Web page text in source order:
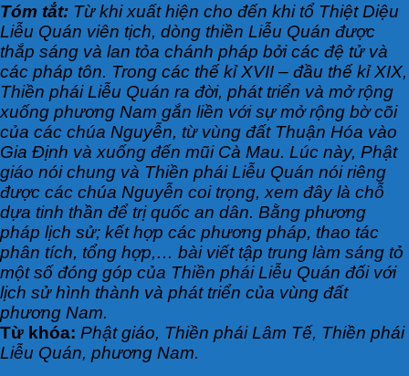
Tóm tắt: Từ khi xuất hiện cho đến khi tổ Thiệt Diệu
Liễu Quán viên tịch, dòng thiền Liễu Quán được
thắp sáng và lan tỏa chánh pháp bởi các đệ tử và
các pháp tôn. Trong các thế kỉ XVII – đầu thế kỉ XIX,
Thiền phái Liễu Quán ra đời, phát triển và mở rộng
xuống phương Nam gắn liền với sự mở rộng bờ cõi
của các chúa Nguyễn, từ vùng đất Thuận Hóa vào
Gia Định và xuống đến mũi Cà Mau. Lúc này, Phật
giáo nói chung và Thiền phái Liễu Quán nói riêng
được các chúa Nguyễn coi trọng, xem đây là chỗ
dựa tinh thần để trị quốc an dân. Bằng phương
pháp lịch sử; kết hợp các phương pháp, thao tác
phân tích, tổng hợp,… bài viết tập trung làm sáng tỏ
một số đóng góp của Thiền phái Liễu Quán đối với
lịch sử hình thành và phát triển của vùng đất
phương Nam.
Từ khóa: Phật giáo, Thiền phái Lâm Tế, Thiền phái
Liễu Quán, phương Nam.